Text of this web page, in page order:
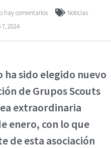
hay comentarios
Noticias
2024
ha sido elegido nuevo
de Grupos Scouts
extraordinaria
enero, con lo que
de esta asociación